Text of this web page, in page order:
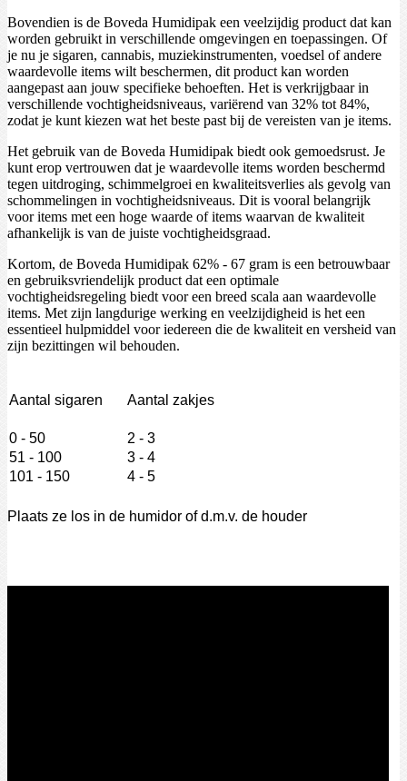
Bovendien is de Boveda Humidipak een veelzijdig product dat kan
worden gebruikt in verschillende omgevingen en toepassingen. Of
je nu je sigaren, cannabis, muziekinstrumenten, voedsel of andere
waardevolle items wilt beschermen, dit product kan worden
aangepast aan jouw specifieke behoeften. Het is verkrijgbaar in
verschillende vochtigheidsniveaus, variërend van 32% tot 84%,
zodat je kunt kiezen wat het beste past bij de vereisten van je items.
Het gebruik van de Boveda Humidipak biedt ook gemoedsrust. Je
kunt erop vertrouwen dat je waardevolle items worden beschermd
tegen uitdroging, schimmelgroei en kwaliteitsverlies als gevolg van
schommelingen in vochtigheidsniveaus. Dit is vooral belangrijk
voor items met een hoge waarde of items waarvan de kwaliteit
afhankelijk is van de juiste vochtigheidsgraad.
Kortom, de Boveda Humidipak 62% - 67 gram is een betrouwbaar
en gebruiksvriendelijk product dat een optimale
vochtigheidsregeling biedt voor een breed scala aan waardevolle
items. Met zijn langdurige werking en veelzijdigheid is het een
essentieel hulpmiddel voor iedereen die de kwaliteit en versheid van
zijn bezittingen wil behouden.
Aantal sigaren Aantal zakjes
0 - 50
2 - 3
51 - 100
3 - 4
101 - 150
4 - 5
Plaats ze los in de humidor of d.m.v. de houder